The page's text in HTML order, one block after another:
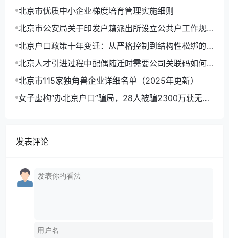
优势
北京市优质中小企业梯度培育管理实施细则
北京市公安局关于印发户籍派出所设立公共户工作规
定(试行)的通知
北京户口政策十年变迁：从严格控制到结构性松绑的
趋势分析
北京人才引进过程中配偶随迁时需要公司关联码如何
操作？
北京市115家独角兽企业详细名单（2025年更新）
女子虚构“办北京户口”骗局，28人被骗2300万获无期
发表评论